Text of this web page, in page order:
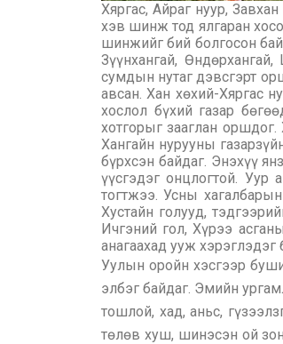
Хяргас, Айраг нуур,
хэв шинж тод ялгаран
шинжийг бий болгосон
Зүүнхангай,
сумдын нутаг дэвсгэрт
авсан. Хан хөхий-Хяргас
хослол бүхий газар
хотгорыг зааглан
Хангайн нурууны
бүрхсэн байдаг. Энэхүү
үүсгэдэг онцлогтой.
тогтжээ. Усны
Хустайн голууд,
Ичгэний гол, Хүрээ
анагаахад ууж хэрэглэдэг
Уулын оройн хэсгээр
элбэг байдаг. Эмийн
тошлой, хад, аньс,
төлөв хуш, шинэсэн ой